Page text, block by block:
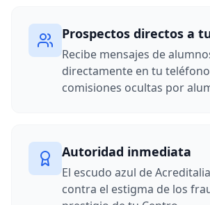
Prospectos directos a
Recibe mensajes de
directamente en tu
comisiones ocultas por
Autoridad inmediata
El escudo azul de
contra el estigma de los